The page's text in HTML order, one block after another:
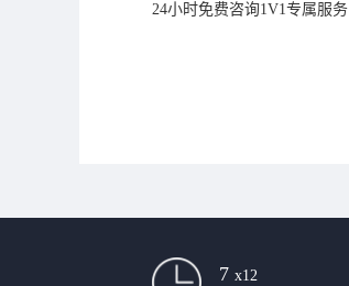
24小时免费咨询1V1专属服务
7 x12